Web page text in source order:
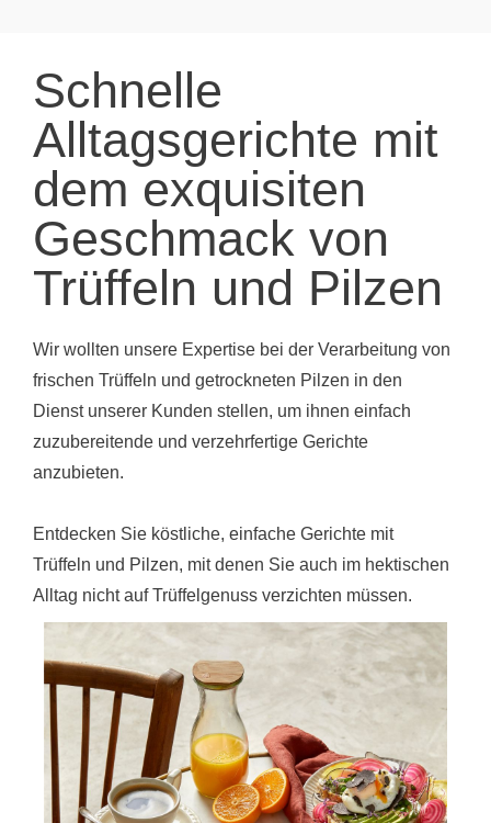
Schnelle
Alltagsgerichte mit
dem exquisiten
Geschmack von
Trüffeln und Pilzen
frischen Trüffeln und getrockneten Pilzen in den
Dienst unserer Kunden stellen, um ihnen einfach
zuzubereitende und verzehrfertige Gerichte
anzubieten.
Trüffeln und Pilzen, mit denen Sie auch im hektischen
Alltag nicht auf Trüffelgenuss verzichten müssen.